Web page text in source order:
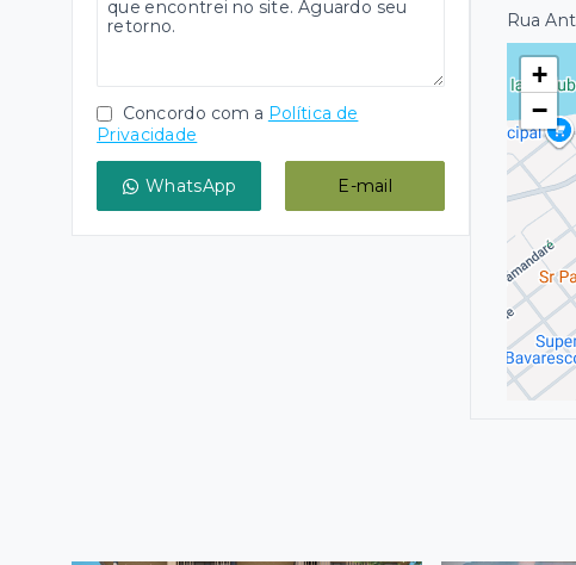
Rua
+
−
Concordo com a Política de
Privacidade
WhatsApp E-mail